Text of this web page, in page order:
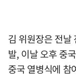
김 위원장은 전날
발, 이날 오후 중
중국 열병식에 참